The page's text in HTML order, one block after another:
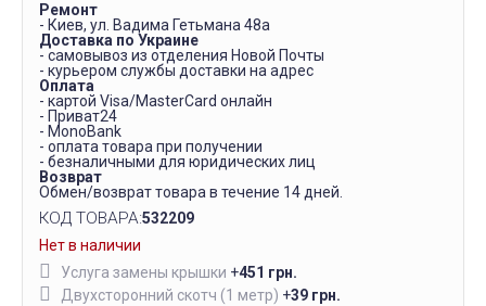
Ремонт
- Киев, ул. Вадима Гетьмана 48а
Доставка по Украине
- самовывоз из отделения Новой Почты
- курьером службы доставки на адрес
Оплата
- картой Visa/MasterCard онлайн
- Приват24
- MonoBank
- оплата товара при получении
- безналичными для юридических лиц
Возврат
Обмен/возврат товара в течение 14 дней.
КОД ТОВАРА:532209
Нет в наличии
Услуга замены крышки +451 грн.
Двухсторонний скотч (1 метр) +39 грн.